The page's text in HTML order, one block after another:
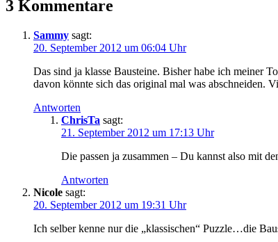
3 Kommentare
Sammy sagt:
20. September 2012 um 06:04 Uhr
Das sind ja klasse Bausteine. Bisher habe ich meiner
davon könnte sich das original mal was abschneiden.
Antworten
ChrisTa sagt:
21. September 2012 um 17:13 Uhr
Die passen ja zusammen – Du kannst also mit
Antworten
Nicole sagt:
20. September 2012 um 19:31 Uhr
Ich selber kenne nur die „klassischen“ Puzzle…die